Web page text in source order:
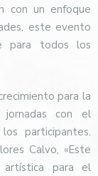
con un enfoque
este evento
para todos los
para la
con el
participantes.
Calvo, «Este
artística para el